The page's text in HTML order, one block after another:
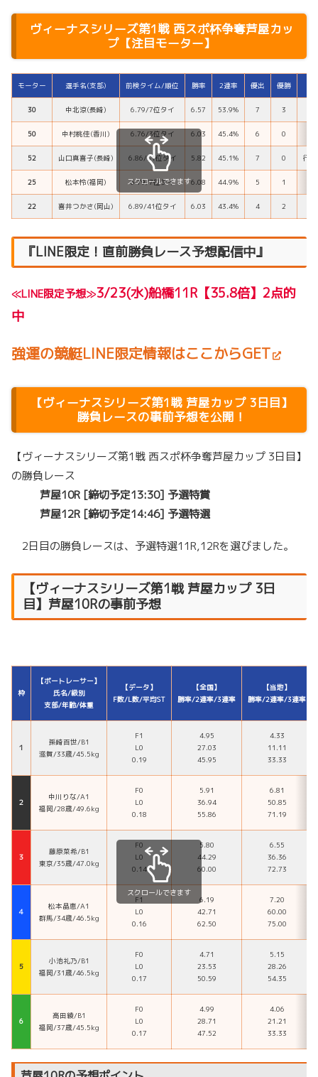
ヴィーナスシリーズ第1戦 西スポ杯争奪芦屋カッ
プ【注目モーター】
モーター 選手名(支部) 前検タイム/順位 勝率 2連率 優出 優勝
30 中北涼(長崎) 6.79/7位タイ 6.57 53.9% 7 3
50 中村桃佳(香川) 6.76/3位タイ 6.03 45.4% 6 0
52 山口真喜子(長崎) 6.86/31位タイ 5.82 45.1% 7 0 行
25 松本怜(福岡) 6.79/7位タイ 6.08 44.9% 5 1
22 喜井つかさ(岡山) 6.89/41位タイ 6.03 43.4% 4 2
スクロールできます
『LINE限定！直前勝負レース予想配信中』
≪LINE限定予想≫3/23(水)船橋11R【35.8倍】 2点的
中
強運の競艇LINE限定情報はここからGET
【ヴィーナスシリーズ第1戦 芦屋カップ 3日目】
勝負レースの事前予想を公開！
【ヴィーナスシリーズ第1戦 西スポ杯争奪芦屋カップ 3日目】
の勝負レース
芦屋10R [締切予定13:30] 予選特賞
芦屋12R [締切予定14:46] 予選特選
2日目の勝負レースは、予選特選11R,12Rを選びました。
【ヴィーナスシリーズ第1戦 芦屋カップ 3日
目】芦屋10Rの事前予想
枠
【ボートレーサー】
氏名/級別
支部/年齢/体重
【データ】
F数/L数/平均ST
【全国】
勝率/2連率/3連率
【当地】
勝率/2連率/3連率
１
孫崎百世/B1
滋賀/33歳/45.5kg
F1
L0
0.19
4.95
27.03
45.95
4.33
11.11
33.33
２
中川りな/A1
福岡/28歳/49.6kg
F0
L0
0.18
5.91
36.94
55.86
6.81
50.85
71.19
３
藤原菜希/B1
東京/35歳/47.0kg
F0
L0
0.14
5.80
44.29
60.00
6.55
36.36
72.73
４
松本晶恵/A1
群馬/34歳/46.5kg
F1
L0
0.16
6.19
42.71
62.50
7.20
60.00
75.00
５
小池礼乃/B1
福岡/31歳/46.5kg
F0
L0
0.17
4.71
23.53
50.59
5.15
28.26
54.35
６
高田綾/B1
福岡/37歳/45.5kg
F0
L0
0.17
4.99
28.71
47.52
4.06
21.21
33.33
スクロールできます